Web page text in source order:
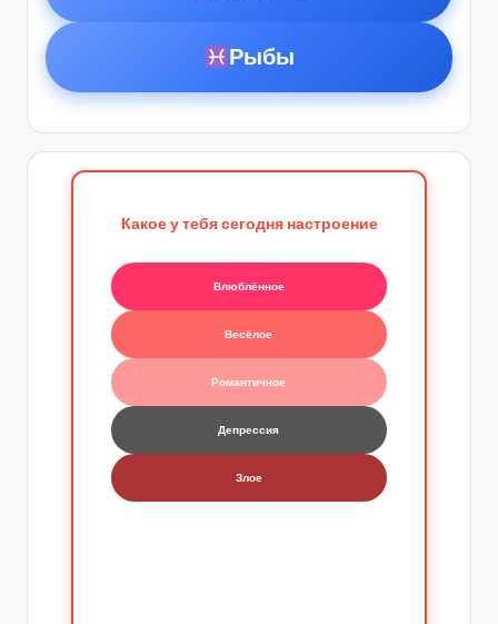
Рыбы
Какое у тебя сегодня настроение
Влюблённое
Весёлое
Романтичное
Депрессия
Злое